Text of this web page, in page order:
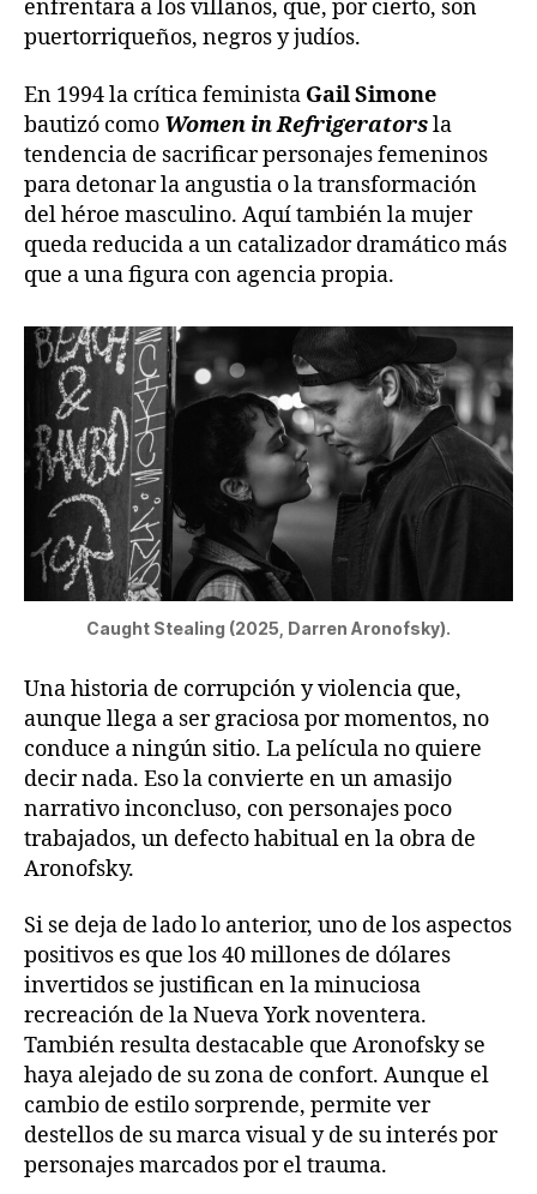
enfrentara a los villanos, que, por cierto, son
puertorriqueños, negros y judíos.
En 1994 la crítica feminista Gail Simone
bautizó como Women in Refrigeratorsla
tendencia de sacrificar personajes femeninos
para detonar la angustia o la transformación
del héroe masculino. Aquí también la mujer
queda reducida a un catalizador dramático más
que a una figura con agencia propia.
Caught Stealing (2025, Darren Aronofsky).
Una historia de corrupción y violencia que,
aunque llega a ser graciosa por momentos, no
conduce a ningún sitio. La película no quiere
decir nada. Eso la convierte en un amasijo
narrativo inconcluso, con personajes poco
trabajados, un defecto habitual en la obra de
Aronofsky.
Si se deja de lado lo anterior, uno de los aspectos
positivos es que los 40 millones de dólares
invertidos se justifican en la minuciosa
recreación de la Nueva York noventera.
También resulta destacable que Aronofsky se
haya alejado de su zona de confort. Aunque el
cambio de estilo sorprende, permite ver
destellos de su marca visual y de su interés por
personajes marcados por el trauma.